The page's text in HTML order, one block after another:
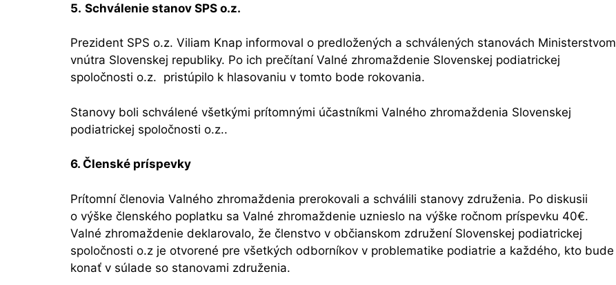
5. Schválenie stanov SPS o.z.
Prezident SPS o.z. Viliam Knap informoval o predložených a schválených stanovách Ministerstvom
vnútra Slovenskej republiky. Po ich prečítaní Valné zhromaždenie Slovenskej podiatrickej
spoločnosti o.z. pristúpilo k hlasovaniu v tomto bode rokovania.
Stanovy boli schválené všetkými prítomnými účastníkmi Valného zhromaždenia Slovenskej
podiatrickej spoločnosti o.z..
6. Členské príspevky
Prítomní členovia Valného zhromaždenia prerokovali a schválili stanovy združenia. Po diskusii
o výške členského poplatku sa Valné zhromaždenie uznieslo na výške ročnom príspevku 40€.
Valné zhromaždenie deklarovalo, že členstvo v občianskom združení Slovenskej podiatrickej
spoločnosti o.z je otvorené pre všetkých odborníkov v problematike podiatrie a každého, kto bude
konať v súlade so stanovami združenia.